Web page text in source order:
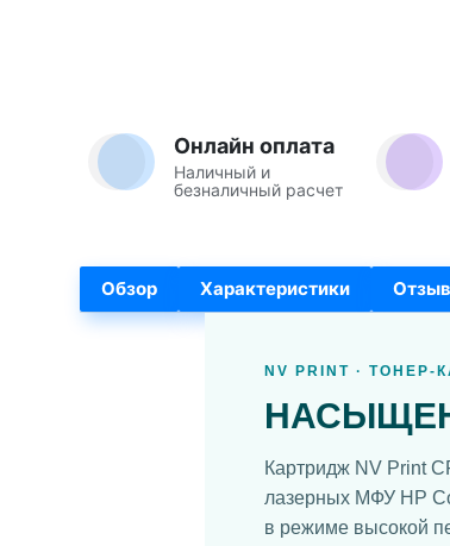
Онлайн оплата
Наличный и
безналичный расчет
Обзор Характеристики
NV PRINT · ТОНЕР-
Картридж NV Print
лазерных МФУ HP
в режиме высокой